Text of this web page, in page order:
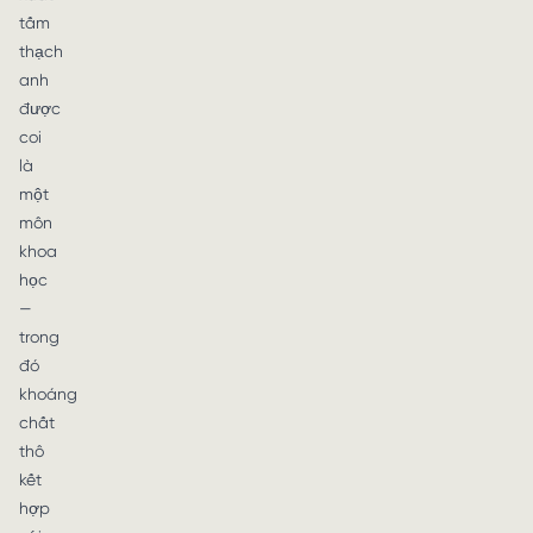
tấm
thạch
anh
được
coi
là
một
môn
khoa
học
—
trong
đó
khoáng
chất
thô
kết
hợp